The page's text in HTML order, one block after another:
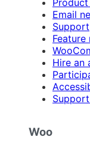
Email
Support
Feature
Hire an
Woo